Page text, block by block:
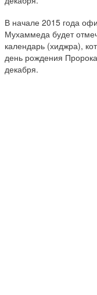
В начале 2015 года
Мухаммеда будет
календарь (хиджра),
день рождения
декабря.